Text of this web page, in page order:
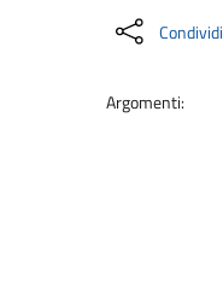
Condividi
Argomenti: